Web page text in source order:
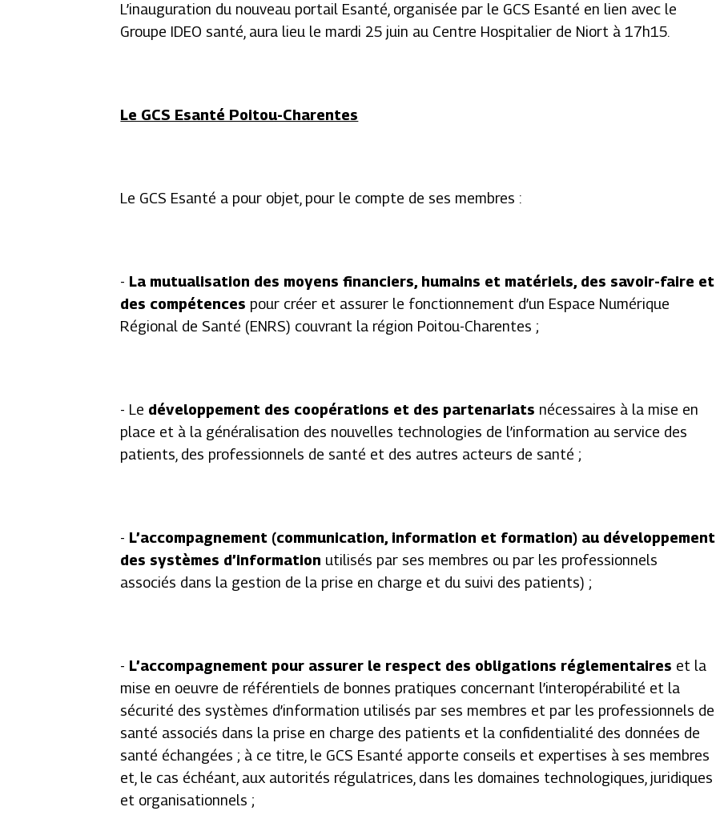
L’inauguration du nouveau portail Esanté, organisée par le GCS Esanté en lien avec le
Groupe IDEO santé, aura lieu le mardi 25 juin au Centre Hospitalier de Niort à 17h15.
Le GCS Esanté Poitou-Charentes
Le GCS Esanté a pour objet, pour le compte de ses membres :
- La mutualisation des moyens financiers, humains et matériels, des savoir-faire et
des compétences pour créer et assurer le fonctionnement d’un Espace Numérique
Régional de Santé (ENRS) couvrant la région Poitou-Charentes ;
- Le développement des coopérations et des partenariats nécessaires à la mise en
place et à la généralisation des nouvelles technologies de l’information au service des
patients, des professionnels de santé et des autres acteurs de santé ;
- L’accompagnement (communication, information et formation) au développement
des systèmes d’information utilisés par ses membres ou par les professionnels
associés dans la gestion de la prise en charge et du suivi des patients) ;
- L’accompagnement pour assurer le respect des obligations réglementaires et la
mise en oeuvre de référentiels de bonnes pratiques concernant l’interopérabilité et la
sécurité des systèmes d’information utilisés par ses membres et par les professionnels de
santé associés dans la prise en charge des patients et la confidentialité des données de
santé échangées ; à ce titre, le GCS Esanté apporte conseils et expertises à ses membres
et, le cas échéant, aux autorités régulatrices, dans les domaines technologiques, juridiques
et organisationnels ;